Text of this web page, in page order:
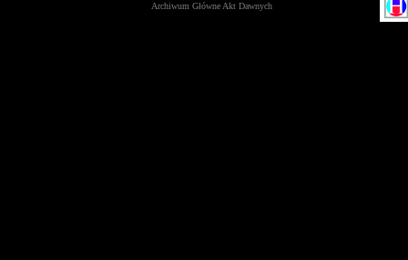
Archiwum Główne Akt Dawnych